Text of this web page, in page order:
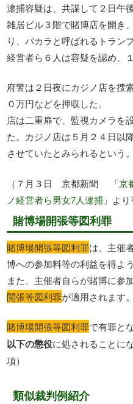
逮捕容疑は、共謀して２日午
雑居ビル３階で賭博店を開き
り、バカラと呼ばれるトラン
経営者ら６人は容疑を認め、
府警は２日夜にカジノ店を捜
０万円などを押収した。
店は二重扉で、監視カメラを
た。カジノ店は５月２４日以
させていたとみられるという。
（７月３日 京都新聞
「
ノ経営者ら男女7人逮捕」 より
賭博場開張等図利罪
賭博場開張等図利罪は、主催
博への参加料等の利益を得よ
また、主催者自らが賭博に参
開張等図利罪が適用されます。
賭博場開張等図利罪で有罪と
以下の懲役に処されることに
項）
類似裁判例紹介